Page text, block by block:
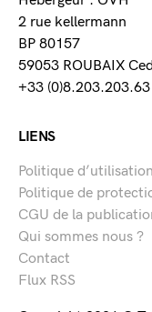
2 rue kellermann
BP 80157
59053 ROUBAIX
+33 (0)8.203.203.63
LIENS
Politique
Politique de
CGU de la
Qui sommes nous ?
Contact
Flux RSS